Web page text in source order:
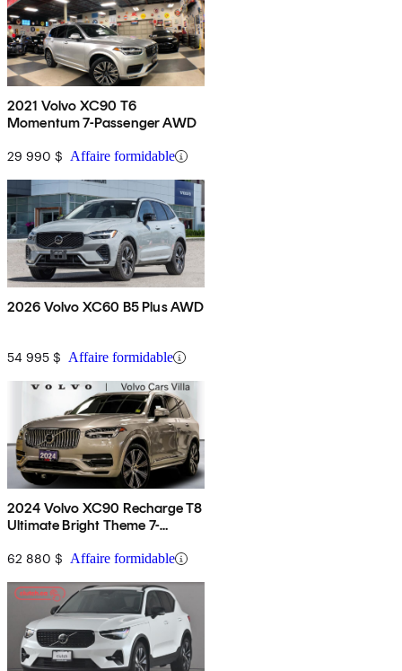
2021 Volvo XC90 T6
Momentum 7-Passenger AWD
29 990 $ Affaire formidable
2026 Volvo XC60 B5 Plus AWD
54 995 $ Affaire formidable
2024 Volvo XC90 Recharge T8
Ultimate Bright Theme 7-
62 880 $ Affaire formidable